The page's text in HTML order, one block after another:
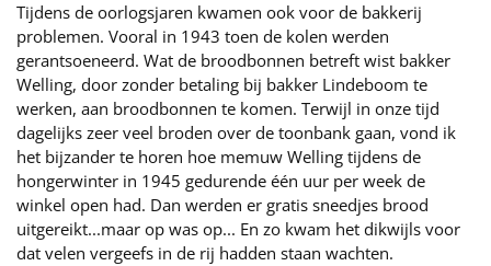
Tijdens de oorlogsjaren kwamen ook voor de bakkerij
problemen. Vooral in 1943 toen de kolen werden
gerantsoeneerd. Wat de broodbonnen betreft wist bakker
Welling, door zonder betaling bij bakker Lindeboom te
werken, aan broodbonnen te komen. Terwijl in onze tijd
dagelijks zeer veel broden over de toonbank gaan, vond ik
het bijzander te horen hoe memuw Welling tijdens de
hongerwinter in 1945 gedurende één uur per week de
winkel open had. Dan werden er gratis sneedjes brood
uitgereikt...maar op was op... En zo kwam het dikwijls voor
dat velen vergeefs in de rij hadden staan wachten.